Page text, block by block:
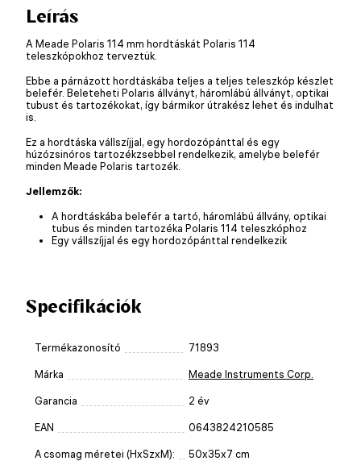
Leírás
A Meade Polaris 114 mm hordtáskát Polaris 114
teleszkópokhoz terveztük.
Ebbe a párnázott hordtáskába teljes a teljes teleszkóp készlet
belefér. Beleteheti Polaris állványt, háromlábú állványt, optikai
tubust és tartozékokat, így bármikor útrakész lehet és indulhat
is.
Ez a hordtáska vállszíjjal, egy hordozópánttal és egy
húzózsinóros tartozékzsebbel rendelkezik, amelybe belefér
minden Meade Polaris tartozék.
Jellemzők:
A hordtáskába belefér a tartó, háromlábú állvány, optikai
tubus és minden tartozéka Polaris 114 teleszkóphoz
Egy vállszíjjal és egy hordozópánttal rendelkezik
Specifikációk
Termékazonosító 71893
Márka Meade Instruments Corp.
Garancia 2 év
EAN 0643824210585
A csomag méretei (HxSzxM): 50x35x7 cm